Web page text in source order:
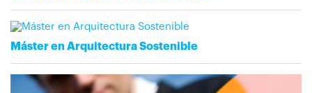
Máster en Arquitectura Sostenible